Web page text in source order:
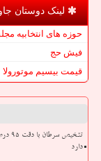
لینک دوستان
حوزه های انتخابیه
فیش حج
قیمت بیسیم موتورولا
دارد